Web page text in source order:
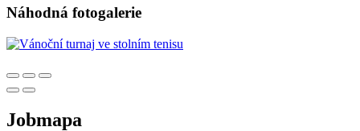
Náhodná fotogalerie
Jobmapa